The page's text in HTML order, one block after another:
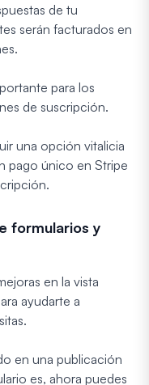
de tu
serán facturados en
para los
de suscripción.
una opción vitalicia
pago único en Stripe
formularios y
en la vista
ayudarte a
en una publicación
es, ahora puedes